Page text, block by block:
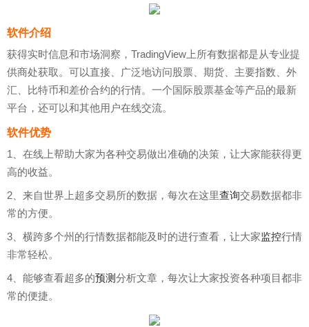
软件介绍
获得实时信息和市场洞察，TradingView上所有数据都是从专业提
供商处获取。可以直接、广泛地访问股票、期货、主要指数、外
汇、比特币和差价合约的行情。一个国际股票基金等产品的最新
平台，还可以和其他用户在线交流。
软件优势
1、在线上帮助大家为各种交易做出准确的决策，让大家能获得更
高的收益。
2、来自世界上超多交易所的数据，每次在这里查询交易数据都非
常的方便。
3、横跨多个州的行情数据都能及时的进行查看，让大家监控行情
非常轻松。
4、能够查看超多的预测分析文章，每次让大家投资各种项目都非
常的便捷。